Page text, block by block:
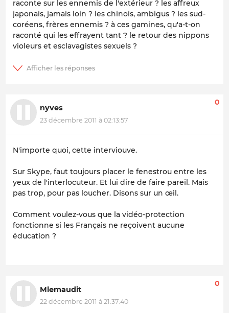
raconte sur les ennemis de l'extérieur ? les affreux
japonais, jamais loin ? les chinois, ambigus ? les sud-
coréens, frères ennemis ? à ces gamines, qu'a-t-on
raconté qui les effrayent tant ? le retour des nippons
violeurs et esclavagistes sexuels ?
nyves
23 décembre 2011 à 02:13:57
0
N'importe quoi, cette interviouve.
Sur Skype, faut toujours placer le fenestrou entre les
yeux de l'interlocuteur. Et lui dire de faire pareil. Mais
pas trop, pour pas loucher. Disons sur un œil.
Comment voulez-vous que la vidéo-protection
fonctionne si les Français ne reçoivent aucune
éducation ?
Mlemaudit
22 décembre 2011 à 21:37:40
0